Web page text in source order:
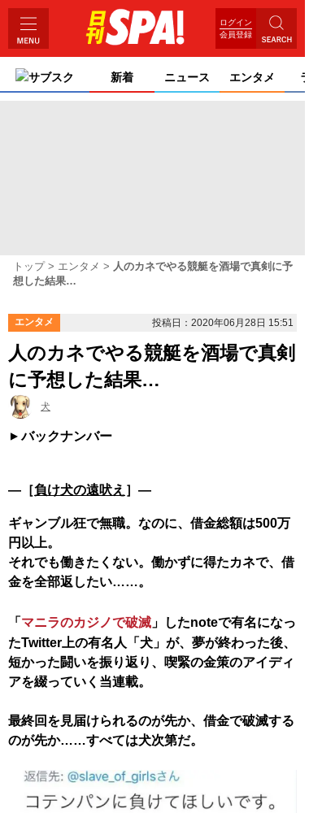
ログイン
会員登録
サブスク 新着 ニュース エンタメ ライ
トップ エンタメ
人のカネでやる競艇を酒場で真剣に予
想した結果…
エンタメ 投稿日：2020年06月28日 15:51
人のカネでやる競艇を酒場で真剣
に予想した結果…
犬
バックナンバー
―［負け犬の遠吠え ］―
ギャンブル狂で無職。なのに、借金総額は500万
円以上。
それでも働きたくない。働かずに得たカネで、借
金を全部返したい……。
「 マニラのカジノで破滅 」したnoteで有名になっ
たTwitter上の有名人「犬」が、夢が終わった後、
短かった闘いを振り返り、喫緊の金策のアイディ
アを綴っていく当連載。
最終回を見届けられるのが先か、借金で破滅する
のが先か……すべては犬次第だ。